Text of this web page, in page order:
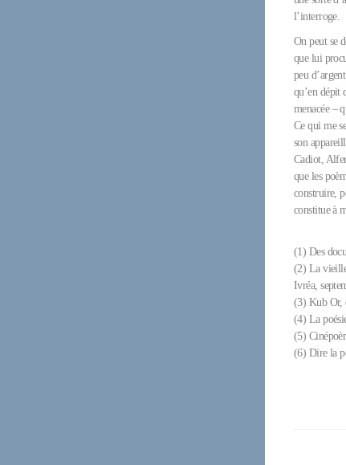
l’interroge.
On peut se
que lui
peu
qu’en dépit
menacée –
Ce qui me
son
Cadiot,
que les
construire,
constitue à
(1) Des
(2) La
Ivréa,
(3) Kub Or,
(4) La
(5)
(6) Dire la